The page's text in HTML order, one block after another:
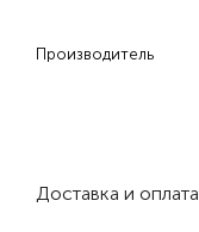
Производитель
Доставка и оплата